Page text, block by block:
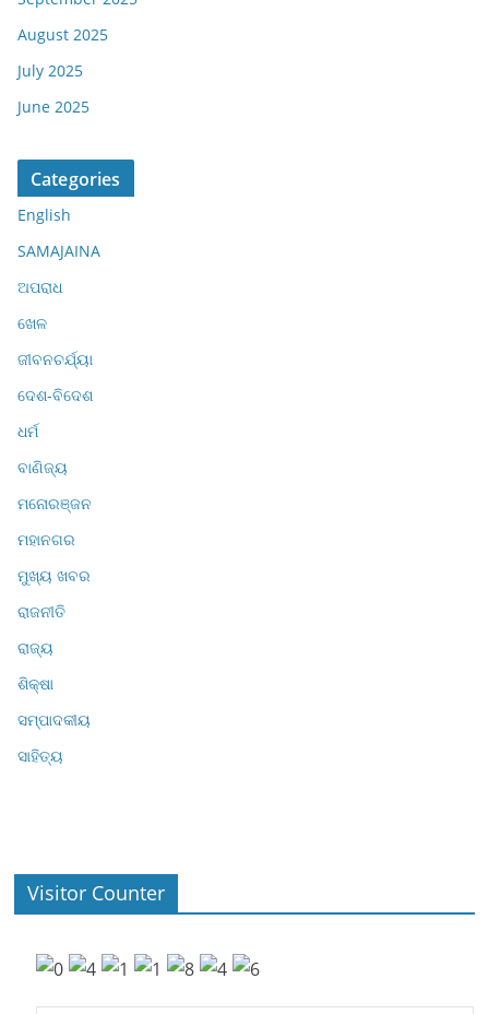
August 2025
July 2025
June 2025
Categories
English
SAMAJAINA
ଅପରାଧ
ଖେଳ
ଜୀବନଚର୍ଯ୍ୟା
ଦେଶ-ବିଦେଶ
ଧର୍ମ
ବାଣିଜ୍ୟ
ମନୋରଞ୍ଜନ
ମହାନଗର
ମୁଖ୍ୟ ଖବର
ରାଜନୀତି
ରାଜ୍ୟ
ଶିକ୍ଷା
ସମ୍ପାଦକୀୟ
ସାହିତ୍ୟ
Visitor Counter